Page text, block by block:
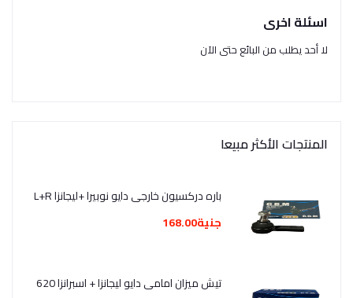
اسئلة اخرى
لا أحد يطلب من البائع حتى الآن
المنتجات الأكثر مبيعا
باره دركسيون خارجى دايو نوبيرا +ليجانزا L+R
جنية168.00
تيش ميزان امامى دايو ليجانزا + اسبرانزا 620